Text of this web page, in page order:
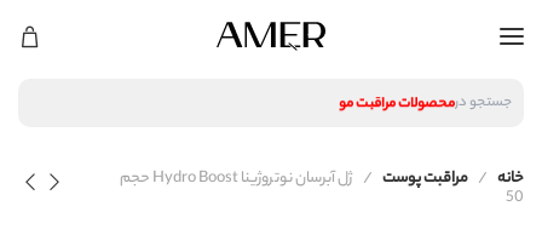
جستجو درمحصولات مراقبت مو
محصولات پوستی
خانه مراقبت پوست ژل آبرسان نوتروژینا Hydro Boost حجم
50